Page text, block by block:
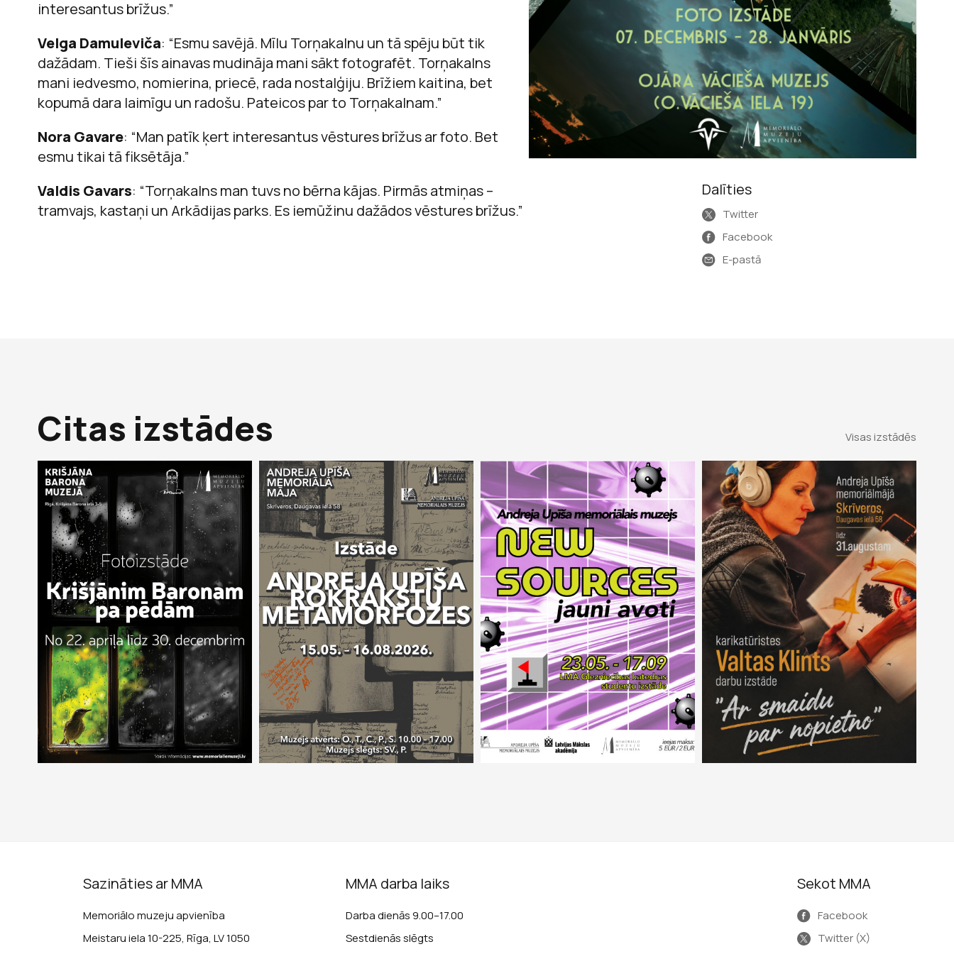
interesantus brīžus.”
Velga Damuleviča: “Esmu savējā. Mīlu Torņakalnu un tā spēju būt tik
dažādam. Tieši šīs ainavas mudināja mani sākt fotografēt. Torņakalns
mani iedvesmo, nomierina, priecē, rada nostalģiju. Brīžiem kaitina, bet
kopumā dara laimīgu un radošu. Pateicos par to Torņakalnam.”
Nora Gavare: “Man patīk ķert interesantus vēstures brīžus ar foto. Bet
esmu tikai tā fiksētāja.”
Valdis Gavars: “Torņakalns man tuvs no bērna kājas. Pirmās atmiņas –
tramvajs, kastaņi un Arkādijas parks. Es iemūžinu dažādos vēstures brīžus.”
Dalīties
Twitter
Facebook
E-pastā
Citas izstādes Visas izstādēs
22 apr 2026 –30 dec 2026 15 mai 2026 –16 aug 2026
23 mai 2026 –17 sep 2026 23 mai 2026 – 31 aug 2026
Sazināties ar MMA
Memoriālo muzeju apvienība
Meistaru iela 10-225, Rīga, LV 1050
MMA darba laiks
Darba dienās 9.00–17.00
Sestdienās slēgts
Sekot MMA
Facebook
Twitter (X)